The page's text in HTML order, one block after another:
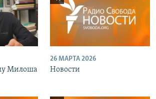
Милоша
26 МАРТА 2026
Новости